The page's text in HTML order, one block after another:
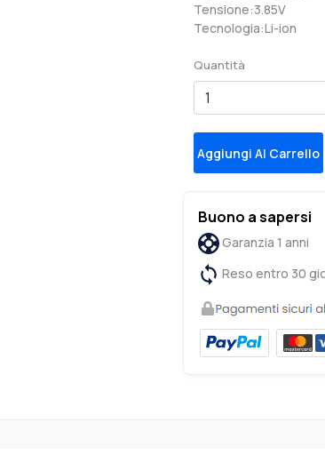
Tensione:3.85V
Tecnologia:Li-ion
Quantità
Aggiungi Al Carrello
Buono a sapersi
Garanzia 1 anni
Reso entro 30